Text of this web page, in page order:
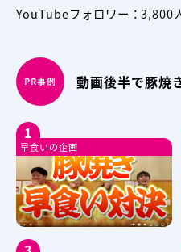
YouTubeフォロワー：3,800
PR事例 動画後半で豚焼
1
早食いの企画